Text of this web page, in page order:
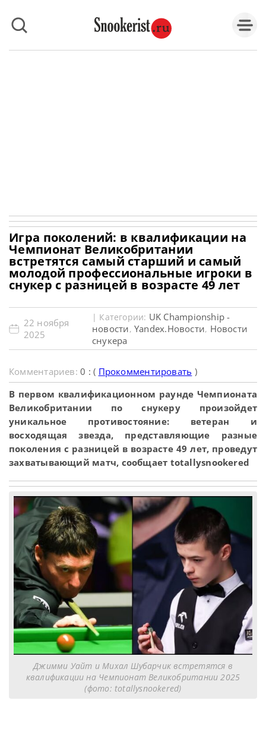
Игра поколений: в квалификации на
Чемпионат Великобритании
встретятся самый старший и самый
молодой профессиональные игроки в
снукер с разницей в возрасте 49 лет
22 ноября
2025
| Категории: UK Championship -
новости, Yandex.Новости, Новости
снукера
Комментариев:0 : ( Прокомментировать )
В первом квалификационном раунде Чемпионата
Великобритании по снукеру произойдет
уникальное противостояние: ветеран и
восходящая звезда, представляющие разные
поколения с разницей в возрасте 49 лет, проведут
захватывающий матч, сообщает totallysnookered
Джимми Уайт и Михал Шубарчик встретятся в
квалификации на Чемпионат Великобритании 2025
(фото: totallysnookered)